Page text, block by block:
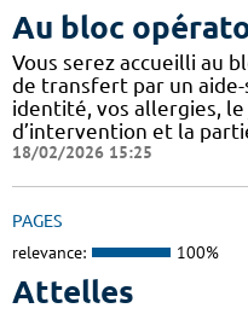
Au bloc
Vous serez accueilli au
de transfert par un
identité, vos allergies,
d’intervention et la
18/02/2026 15:25
PAGES
relevance: 100%
Attelles